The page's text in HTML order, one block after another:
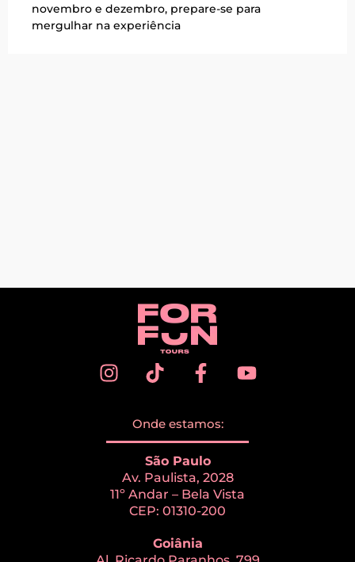
novembro e dezembro, prepare-se para
mergulhar na experiência
Onde estamos:
São Paulo
Av. Paulista, 2028
11º Andar – Bela Vista
CEP: 01310-200
Goiânia